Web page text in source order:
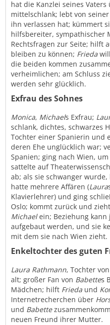
hat die Kanzlei seines
mittelschlank; lebt von seiner
ihn verlassen hat; kümmert
hilfsbereiter, sympathischer
Rechtsfragen zur Seite; hilft
bleiben zu können; Frieda
die beiden kommen
verheimlichen; am Schluss
werden sehr glücklich.
Exfrau des Sohnes
Monica, Michaels Exfrau;
schlank, dichtes, schwarzes
Tochter einer Spanierin und
deren Ehe unglücklich war;
Spanien; ging nach Wien,
sattelte auf
ab; als sie schwanger
hatte mehrere Affären (Laura
Klavierlehrer) und ging
Oslo; kommt zurück und
Michaelein; Beziehung
aufgebaut werden, und sie
mit dem sie nach Wien zieht.
Enkeltochter des guten
Laura Rathmann, Tochter von
alt; großer Fan von Babettes
Mädchen; hilft Frieda und
Internetrecherchen über
und Babette
neuen Freund ihrer Mutter.